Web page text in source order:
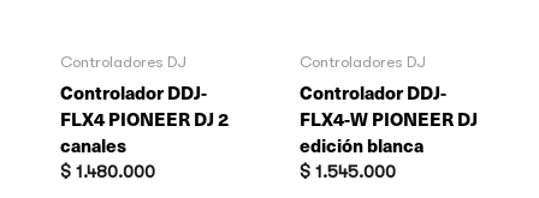
Controladores DJ
Controlador DDJ-
FLX4 PIONEER DJ 2
canales
$ 1.480.000
Controladores DJ
Controlador DDJ-
FLX4-W PIONEER DJ
edición blanca
$ 1.545.000